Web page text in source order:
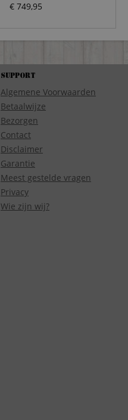
€ 749,95
Support
Algemene Voorwaarden
Betaalwijze
Bezorgen
Contact
Disclaimer
Garantie
Meest gestelde vragen
Privacy
Wie zijn wij?